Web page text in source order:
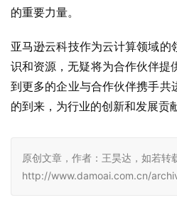
的重要力量。
亚马逊云科技作为云计算领域的
识和资源，无疑将为合作伙伴提
到更多的企业与合作伙伴携手共
的到来，为行业的创新和发展贡
原创文章，作者：王昊达，如若转
http://www.damoai.com.cn/